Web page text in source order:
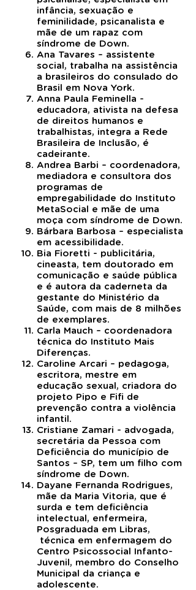
infância, sexuação e
feminilidade, psicanalista e
mãe de um rapaz com
síndrome de Down.
Ana Tavares – assistente
social, trabalha na assistência
a brasileiros do consulado do
Brasil em Nova York.
Anna Paula Feminella -
educadora, ativista na defesa
de direitos humanos e
trabalhistas, integra a Rede
Brasileira de Inclusão, é
cadeirante.
Andrea Barbi – coordenadora,
mediadora e consultora dos
programas de
empregabilidade do Instituto
MetaSocial e mãe de uma
moça com síndrome de Down.
Bárbara Barbosa – especialista
em acessibilidade.
Bia Fioretti - publicitária,
cineasta, tem doutorado em
comunicação e saúde pública
e é autora da caderneta da
gestante do Ministério da
Saúde, com mais de 8 milhões
de exemplares.
Carla Mauch – coordenadora
técnica do Instituto Mais
Diferenças.
Caroline Arcari – pedagoga,
escritora, mestre em
educação sexual, criadora do
projeto Pipo e Fifi de
prevenção contra a violência
infantil.
Cristiane Zamari - advogada,
secretária da Pessoa com
Deficiência do município de
Santos – SP, tem um filho com
síndrome de Down.
Dayane Fernanda Rodrigues,
mãe da Maria Vitoria, que é
surda e tem deficiência
intelectual, enfermeira,
Posgraduada em Libras,
técnica em enfermagem do
Centro Psicossocial Infanto-
Juvenil, membro do Conselho
Municipal da criança e
adolescente.